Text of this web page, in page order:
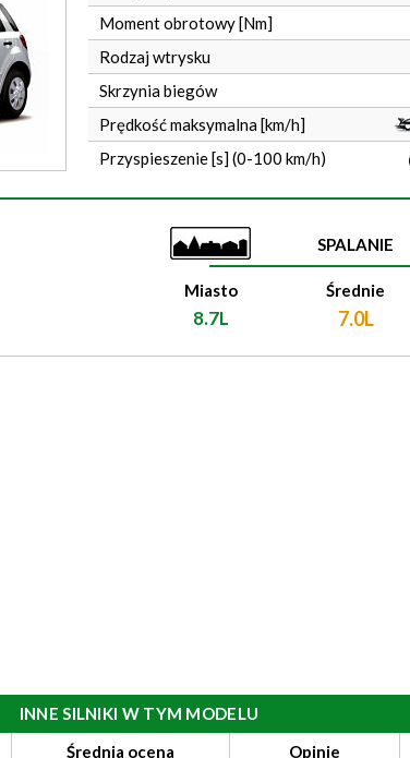
Moment obrotowy [Nm]
Rodzaj wtrysku
Skrzynia biegów
Prędkość maksymalna [km/h]
Przyspieszenie [s] (0-100 km/h)
SPALANIE
Miasto
8.7L
Średnie
7.0L
INNE SILNIKI W TYM MODELU
Średnia ocena Opinie